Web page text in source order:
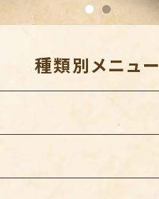
種類別メニュー